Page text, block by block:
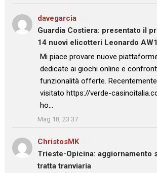
davegarcia
Guardia Costiera: presentato il
14 nuovi elicotteri Leonardo
: “
Mi piace provare nuove
dedicate ai giochi online e
funzionalità offerte.
visitato https://verde-
ho…
”
Mag 18, 23:37
ChristosMKsu
Trieste-Opicina: aggiornamento
tratta tranviaria